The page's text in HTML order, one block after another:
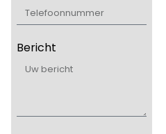
Bericht